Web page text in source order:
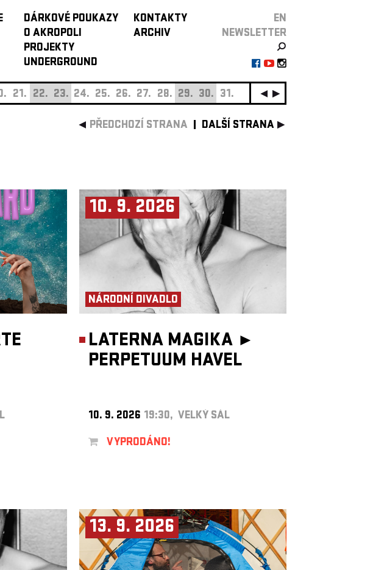
DÁRKOVÉ POUKAZY
O AKROPOLI
PROJEKTY
UNDERGROUND
KONTAKTY
ARCHIV
EN
NEWSLETTER
21. 22. 23. 24. 25. 26. 27. 28. 29. 30. 31. ZÁŘÍ
PŘEDCHOZÍ STRANA DALŠÍ STRANA
10. 9. 2026
NÁRODNÍ DIVADLO
LATERNA MAGIKA ►
PERPETUUM HAVEL
10. 9. 2026 19:30, VELKÝ SÁL
VYPRODÁNO!
13. 9. 2026